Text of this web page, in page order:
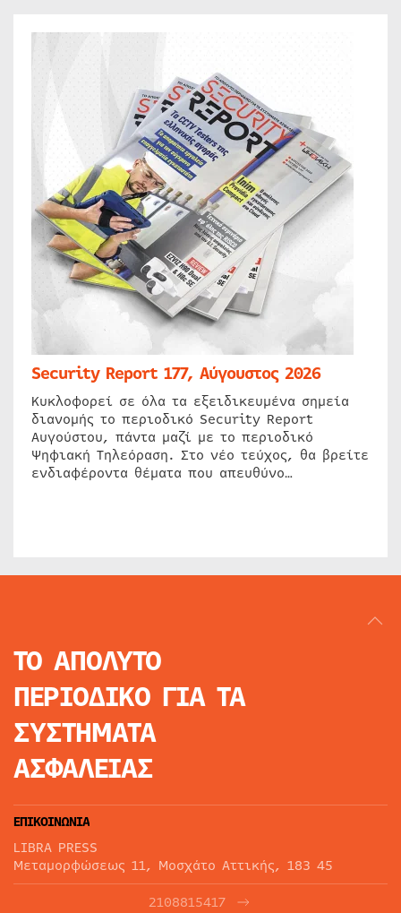
Security Report 177, Αύγουστος 2026
Κυκλοφορεί σε όλα τα εξειδικευμένα σημεία
διανομής το περιοδικό Security Report
Αυγούστου, πάντα μαζί με το περιοδικό
Ψηφιακή Τηλεόραση. Στο νέο τεύχος, θα βρείτε
ενδιαφέροντα θέματα που απευθύνο…
ΤΟ ΑΠΟΛΥΤΟ
ΠΕΡΙΟΔΙΚΟ ΓΙΑ ΤΑ
ΣΥΣΤΗΜΑΤΑ
ΑΣΦΑΛΕΙΑΣ
ΕΠΙΚΟΙΝΩΝΙΑ
LIBRA PRESS
Μεταμορφώσεως 11, Μοσχάτο Αττικής, 183 45
2108815417